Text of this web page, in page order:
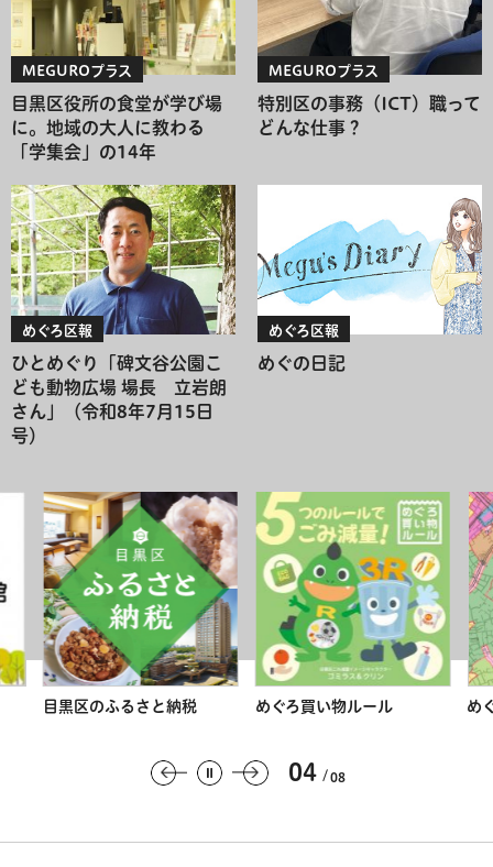
MEGUROプラス
目黒区役所の食堂が学び場
に。地域の大人に教わる
「学集会」の14年
MEGUROプラス
特別区の事務（ICT）職って
どんな仕事？
めぐろ区報
ひとめぐり「碑文谷公園こ
ども動物広場 場長 立岩朗
さん」（令和8年7月15日
号）
めぐろ区報
めぐの日記
ここから自動で動くスライダーがあります。スライダーを一
04 08
目黒区のふるさと納税 めぐろ買い物ルール め